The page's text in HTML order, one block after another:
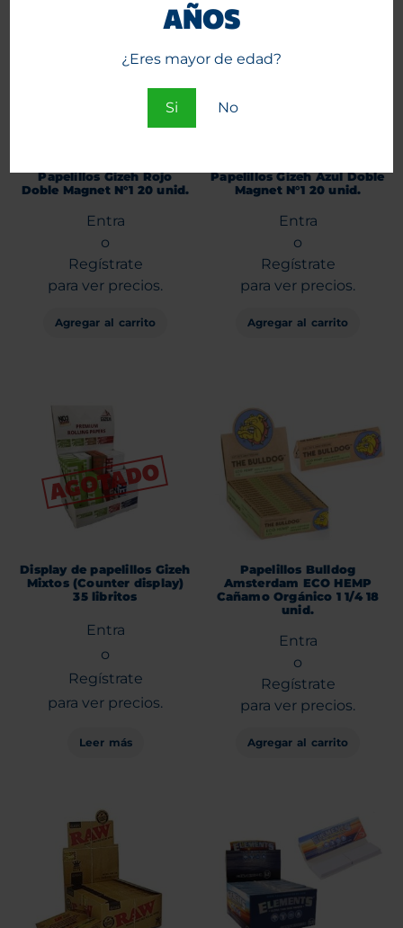
AÑOS
¿Eres mayor de edad?
Si No
Papelillos Gizeh Rojo
Doble Magnet N°1 20 unid.
Entra
o
Regístrate
para ver precios.
Agregar al carrito
Papelillos Gizeh Azul Doble
Magnet N°1 20 unid.
Entra
o
Regístrate
para ver precios.
Agregar al carrito
Display de papelillos Gizeh
Mixtos (Counter display)
35 libritos
Entra
o
Regístrate
para ver precios.
Leer más
Papelillos Bulldog
Amsterdam ECO HEMP
Cañamo Orgánico 1 1/4 18
unid.
Entra
o
Regístrate
para ver precios.
Agregar al carrito